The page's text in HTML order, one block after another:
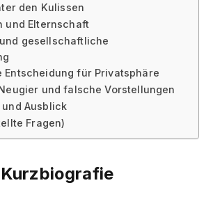
den Kulissen
und Elternschaft
gesellschaftliche
Entscheidung für Privatsphäre
und falsche Vorstellungen
Ausblick
Fragen)
Kurzbiografie